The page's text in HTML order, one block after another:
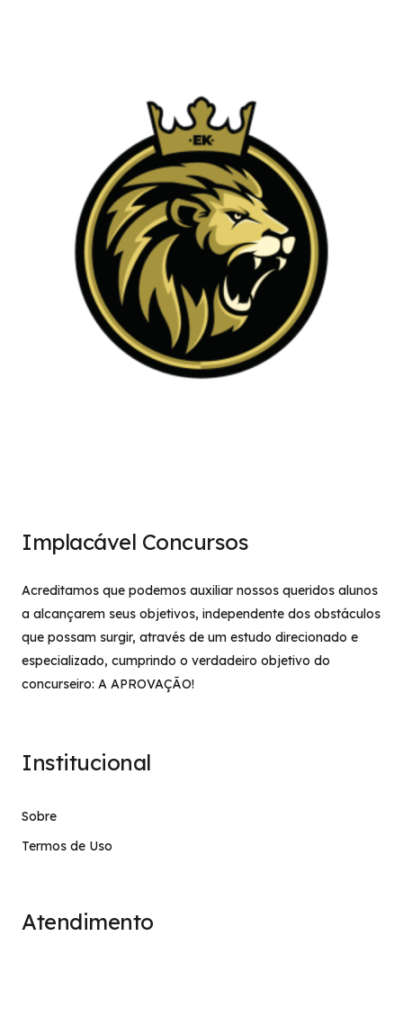
Implacável Concursos
Acreditamos que podemos auxiliar nossos queridos alunos
a alcançarem seus objetivos, independente dos obstáculos
que possam surgir, através de um estudo direcionado e
especializado, cumprindo o verdadeiro objetivo do
concurseiro: A APROVAÇÃO!
Institucional
Sobre
Termos de Uso
Atendimento